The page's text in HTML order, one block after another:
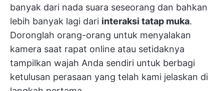
banyak dari nada suara seseorang dan bahkan
lebih banyak lagi dari interaksi tatap muka.
Doronglah orang-orang untuk menyalakan
kamera saat rapat online atau setidaknya
tampilkan wajah Anda sendiri untuk berbagi
ketulusan perasaan yang telah kami jelaskan di